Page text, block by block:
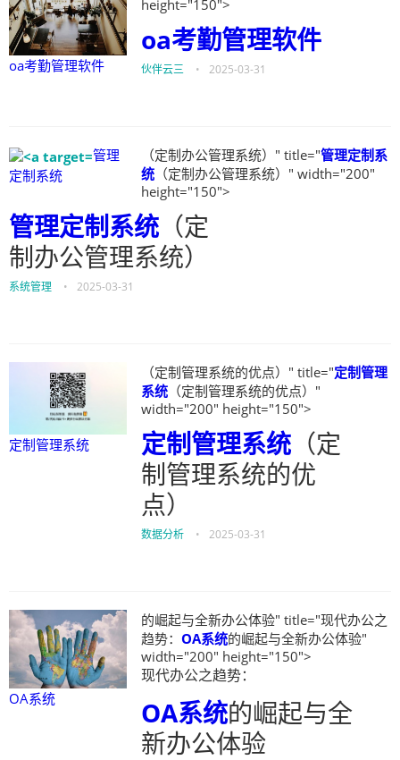
oa考勤管理软件
height="150">
oa考勤管理软件
伙伴云三 • 2025-03-31
管理
定制系统
（定制办公管理系统）" title="管理定制系
统 （定制办公管理系统）" width="200"
height="150">
管理定制系统 （定
制办公管理系统）
系统管理 • 2025-03-31
定制管理系统
（定制管理系统的优点）" title="定制管理
系统 （定制管理系统的优点）"
width="200" height="150">
定制管理系统 （定
制管理系统的优
点）
数据分析 • 2025-03-31
OA系统
的崛起与全新办公体验" title="现代办公之
趋势： OA系统的崛起与全新办公体验"
width="200" height="150">
现代办公之趋势：
OA系统的崛起与全
新办公体验